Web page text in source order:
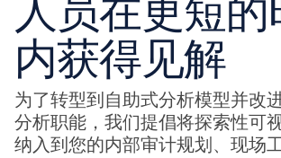
人员在更短的
内获得见解
为了转型到自助式分析模型并改
分析职能，我们提倡将探索性可
纳入到您的内部审计规划、现场